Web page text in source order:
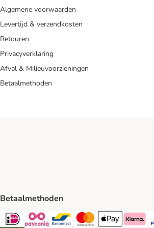
Algemene voorwaarden
Levertijd & verzendkosten
Retouren
Privacyverklaring
Afval & Milieuvoorzieningen
Betaalmethoden
Betaalmethoden
iDeal Payment Method
Payconiq Payment Method
Bancontact Payment Method
Mastercard Payment
Apple PayKlarna